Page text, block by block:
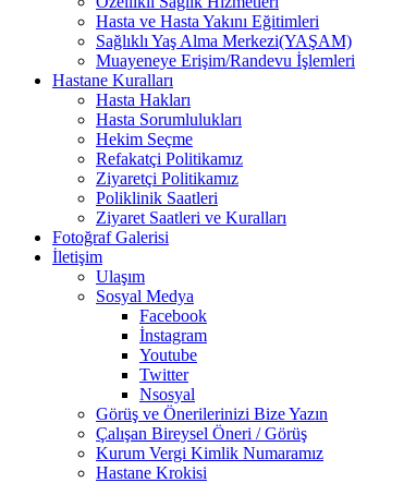
Hasta ve Hasta Yakını Eğitimleri
Sağlıklı Yaş Alma Merkezi(YAŞAM)
Muayeneye Erişim/Randevu İşlemleri
Hastane Kuralları
Hasta Hakları
Hasta Sorumlulukları
Hekim Seçme
Refakatçi Politikamız
Ziyaretçi Politikamız
Poliklinik Saatleri
Ziyaret Saatleri ve Kuralları
Fotoğraf Galerisi
İletişim
Ulaşım
Sosyal Medya
Facebook
İnstagram
Youtube
Twitter
Nsosyal
Görüş ve Önerilerinizi Bize Yazın
Çalışan Bireysel Öneri / Görüş
Kurum Vergi Kimlik Numaramız
Hastane Krokisi